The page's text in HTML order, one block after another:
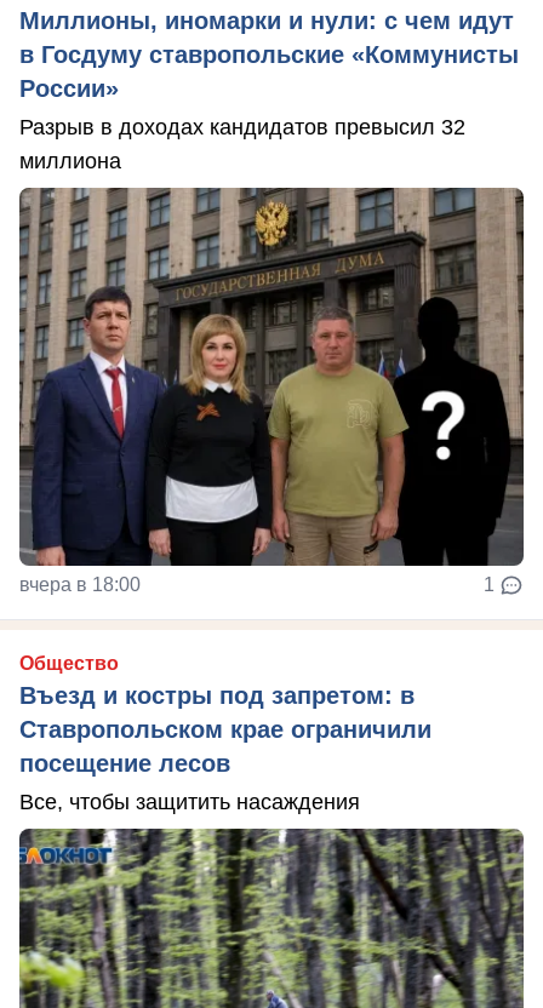
Миллионы, иномарки и нули: с чем идут
в Госдуму ставропольские «Коммунисты
России»
Разрыв в доходах кандидатов превысил 32
миллиона
вчера в 18:00 1
Общество
Въезд и костры под запретом: в
Ставропольском крае ограничили
посещение лесов
Все, чтобы защитить насаждения